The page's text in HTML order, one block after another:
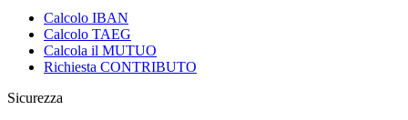
Calcolo IBAN
Calcolo TAEG
Calcola il MUTUO
Richiesta CONTRIBUTO
Sicurezza